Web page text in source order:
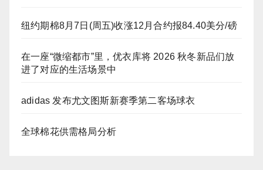
纽约期棉8月7日(周五)收涨12月合约报84.40美分/磅
在一座“微缩都市”里，优衣库将 2026 秋冬新品们放
进了对应的生活场景中
adidas 发布尤文图斯新赛季第二客场球衣
全球棉花供需格局分析